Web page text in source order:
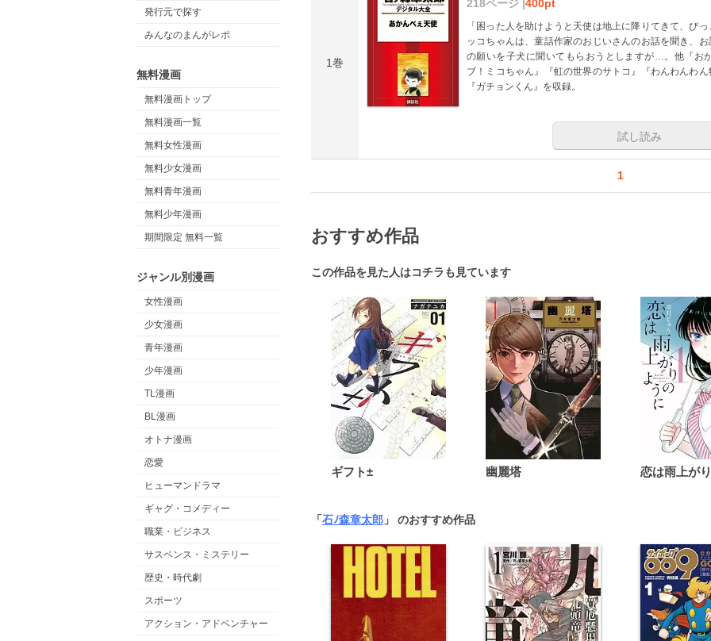
発行元で探す
みんなのまんがレポ
無料漫画
無料漫画トップ
無料漫画一覧
無料女性漫画
無料少女漫画
無料青年漫画
無料少年漫画
期間限定 無料一覧
ジャンル別漫画
女性漫画
少女漫画
青年漫画
少年漫画
TL漫画
BL漫画
オトナ漫画
恋愛
ヒューマンドラマ
ギャグ・コメディー
職業・ビジネス
サスペンス・ミステリー
歴史・時代劇
スポーツ
アクション・アドベンチャー
1巻
218ページ |400pt
「困った人を助けようと天使は地上に降りてきて、
ッコちゃんは、童話作家のおじいさんのお話を聞き、
の願いを子犬に聞いてもらおうとしますが…。他『お
ブ！ミコちゃん』『虹の世界のサトコ』『わんわんわ
『ガチョンくん』を収録。
試し読み
1
おすすめ作品
この作品を見た人はコチラも見ています
ギフト± 幽麗塔
「石ﾉ森章太郎 」 のおすすめ作品